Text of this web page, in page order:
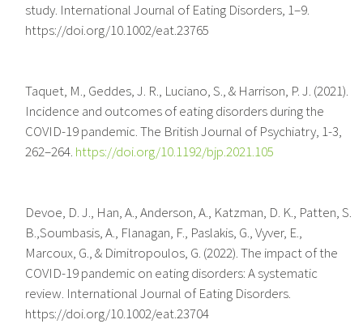
study. International Journal of Eating Disorders, 1–9.
https://doi.org/10.1002/eat.23765
Taquet, M., Geddes, J. R., Luciano, S., & Harrison, P. J. (2021).
Incidence and outcomes of eating disorders during the
COVID-19 pandemic. The British Journal of Psychiatry, 1-3,
262–264. https://doi.org/10.1192/bjp.2021.105
Devoe, D. J., Han, A., Anderson, A., Katzman, D. K., Patten, S.
B.,Soumbasis, A., Flanagan, F., Paslakis, G., Vyver, E.,
Marcoux, G., & Dimitropoulos, G. (2022). The impact of the
COVID-19 pandemic on eating disorders: A systematic
review. International Journal of Eating Disorders.
https://doi.org/10.1002/eat.23704